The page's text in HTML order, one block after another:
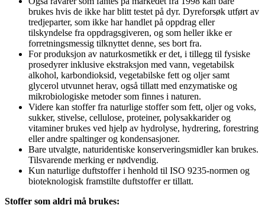
brukes hvis de ikke har blitt testet på dyr. Dyreforsøk utført av
tredjeparter, som ikke har handlet på oppdrag eller
tilskyndelse fra oppdragsgiveren, og som heller ikke er
forretningsmessig tilknyttet denne, ses bort fra.
For produksjon av naturkosmetikk er det, i tillegg til fysiske
prosedyrer inklusive ekstraksjon med vann, vegetabilsk
alkohol, karbondioksid, vegetabilske fett og oljer samt
glycerol utvunnet herav, også tillatt med enzymatiske og
mikrobiologiske metoder som finnes i naturen.
Videre kan stoffer fra naturlige stoffer som fett, oljer og voks,
sukker, stivelse, cellulose, proteiner, polysakkarider og
vitaminer brukes ved hjelp av hydrolyse, hydrering, forestring
eller andre spaltinger og kondensasjoner.
Bare utvalgte, naturidentiske konserveringsmidler kan brukes.
Tilsvarende merking er nødvendig.
Kun naturlige duftstoffer i henhold til ISO 9235-normen og
bioteknologisk framstilte duftstoffer er tillatt.
Stoffer som aldri må brukes: